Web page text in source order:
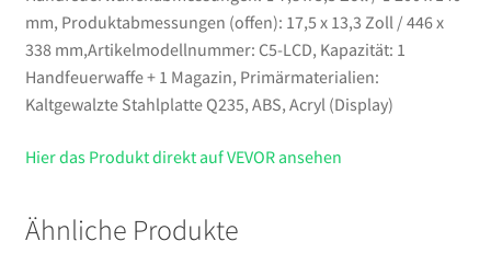
mm, Produktabmessungen (offen): 17,5 x 13,3 Zoll / 446 x
338 mm,Artikelmodellnummer: C5-LCD, Kapazität: 1
Handfeuerwaffe + 1 Magazin, Primärmaterialien:
Kaltgewalzte Stahlplatte Q235, ABS, Acryl (Display)
Hier das Produkt direkt auf VEVOR ansehen
Ähnliche Produkte